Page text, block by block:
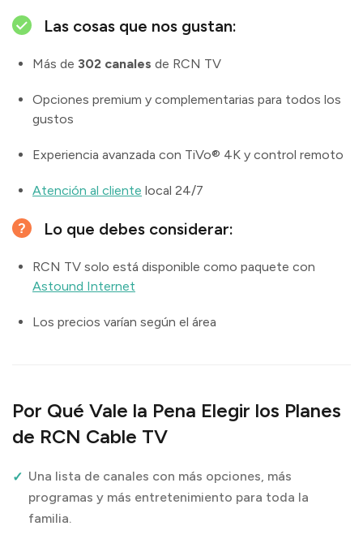
Las cosas que nos gustan:
Más de 302 canales de RCN TV
Opciones premium y complementarias para todos los
gustos
Experiencia avanzada con TiVo® 4K y control remoto
Atención al cliente local 24/7
Lo que debes considerar:
RCN TV solo está disponible como paquete con
Astound Internet
Los precios varían según el área
Por Qué Vale la Pena Elegir los Planes
de RCN Cable TV
Una lista de canales con más opciones, más
programas y más entretenimiento para toda la
familia.